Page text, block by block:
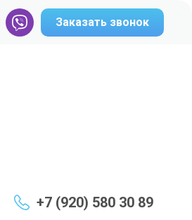
Заказать звонок
+7 (920) 580 30 89